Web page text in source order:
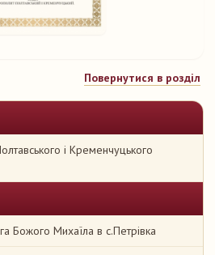
і Кременчуцького
Божого Михаїла в с.Петрівка
Повернутися в розділ